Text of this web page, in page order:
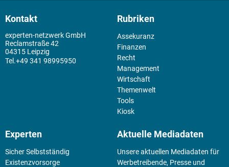
Kontakt
experten-netzwerk GmbH
Reclamstraße 42
04315 Leipzig
+49 341 98995950
Rubriken
Assekuranz
Finanzen
Recht
Management
Wirtschaft
Themenwelt
Tools
Kiosk
Experten
Sicher Selbstständig
Existenz­vorsorge
Aktuelle Mediadaten
Unsere aktuellen Mediadaten für
Werbetreibende, Presse und